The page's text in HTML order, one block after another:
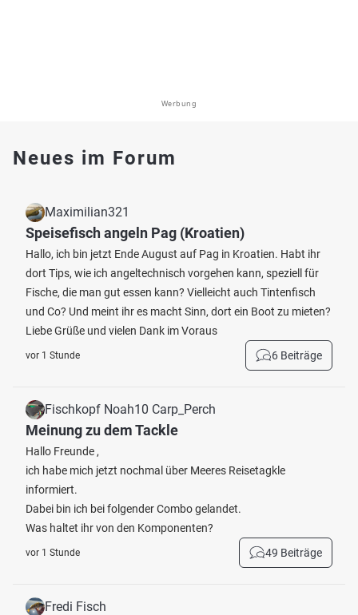
Werbung
Neues im Forum
Maximilian321
Speisefisch angeln Pag (Kroatien)
Hallo, ich bin jetzt Ende August auf Pag in Kroatien. Habt ihr
dort Tips, wie ich angeltechnisch vorgehen kann, speziell für
Fische, die man gut essen kann? Vielleicht auch Tintenfisch
und Co? Und meint ihr es macht Sinn, dort ein Boot zu mieten?
Liebe Grüße und vielen Dank im Voraus
vor 1 Stunde 6 Beiträge
Fischkopf Noah10 Carp_Perch
Meinung zu dem Tackle
Hallo Freunde ,
ich habe mich jetzt nochmal über Meeres Reisetagkle
informiert.
Dabei bin ich bei folgender Combo gelandet.
Was haltet ihr von den Komponenten?
vor 1 Stunde 49 Beiträge
Fredi Fisch